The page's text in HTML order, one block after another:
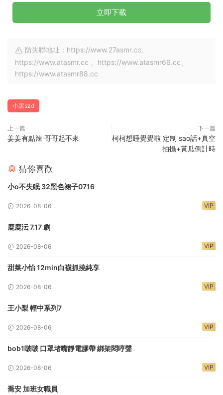
立即下載
防失聯地址：https://www.27asmr.cc、
https://www.atasmr.cc 、https://www.atasmr66.cc、
https://www.atasmr88.cc
小黑szd
上一篇
姜姜有點辣 哥哥起不來
下一篇
柯柯想睡覺覺啦 定制 sao話+真空
拍攝+黃瓜倒計時
猜你喜歡
小o不失眠 32黑色裙子0716
2026-08-06 VIP
鹿鹿沄 7.17 劇
2026-08-06 VIP
甜菜小怡 12min白襪抓撓純享
2026-08-06 VIP
王小梨 輕中系列7
2026-08-06 VIP
bob1啵啵 口罩堵嘴靜電膠帶 綁架悶哼聲
2026-08-06 VIP
喬安 加班女職員